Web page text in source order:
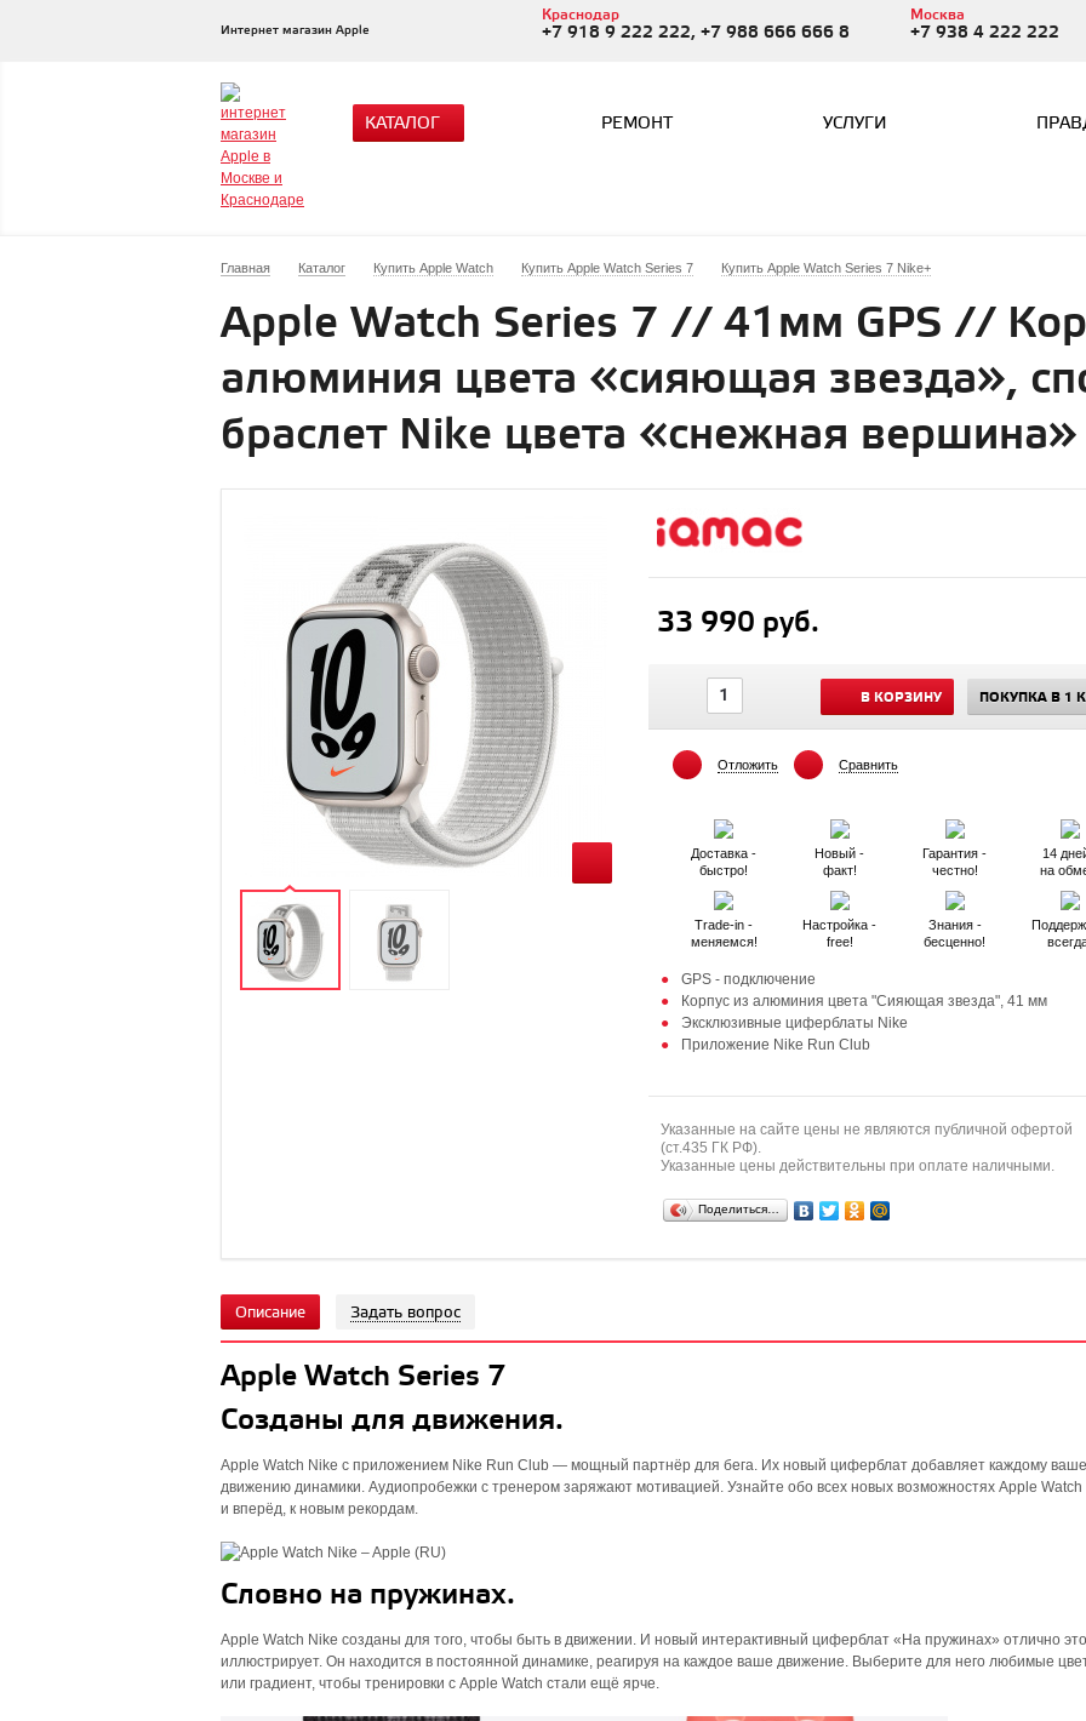
Интернет магазин Apple
Краснодар
+7 918 9 222 222, +7 988 666 666 8
Москва
+7 938 4 222 222
КАТАЛОГ РЕМОНТ УСЛУГИ
Главная Каталог Купить Apple Watch Купить Apple Watch Series 7 Купить Apple Watch Series 7 Nike+
Apple Watch Series 7 // 41мм GPS //
алюминия цвета «сияющая звезда»,
браслет Nike цвета «снежная вершина»
33 990 руб.
В КОРЗИНУ ПОКУПКА В 1
Отложить Сравнить
Доставка -
быстро!
Новый -
факт!
Гарантия -
честно!
14
на
Trade-in -
меняемся!
Настройка -
free!
Знания -
бесценно!
GPS - подключение
Корпус из алюминия цвета "Сияющая звезда", 41 мм
Эксклюзивные циферблаты Nike
Приложение Nike Run Club
Указанные на сайте цены не являются публичной офертой
(ст.435 ГК РФ).
Указанные цены действительны при оплате наличными.
Поделиться…
Описание Задать вопрос
Apple Watch Series 7
Созданы для движения.
Apple Watch Nike с приложением Nike Run Club — мощный партнёр для бега. Их новый циферблат добавляет каждому
движению динамики. Аудиопробежки с тренером заряжают мотивацией. Узнайте обо всех новых возможностях Apple
и вперёд, к новым рекордам.
Словно на пружинах.
Apple Watch Nike созданы для того, чтобы быть в движении. И новый интерактивный циферблат «‎На пружинах» отлично это
иллюстрирует. Он находится в постоянной динамике, реагируя на каждое ваше движение. Выберите для него любимые
или градиент, чтобы тренировки с Apple Watch стали ещё ярче.